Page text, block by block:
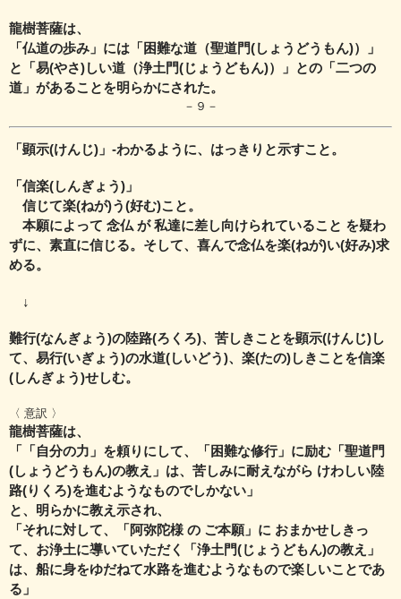
龍樹菩薩は、
「仏道の歩み」には「困難な道（聖道門(しょうどうもん)）」
と「易(やさ)しい道（浄土門(じょうどもん)）」との 「二つの
道」があることを明らかにされた。
－９－
「顕示(けんじ)」‐わかるように、はっきりと示すこと。
「信楽(しんぎょう)」
信じて楽(ねが)う(好む)こと。
本願によって 念仏 が 私達に差し向けられていること を疑わ
ずに、 素直に信じる。そして、喜んで念仏を楽(ねが)い(好み)求
める。
↓
難行(なんぎょう)の陸路(ろくろ)、苦しきことを顕示(けんじ)し
て、易行(いぎょう)の水道(しいどう)、楽(たの)しきことを信楽
(しんぎょう)せしむ。
〈 意訳 〉
龍樹菩薩は、
「「自分の力」を頼りにして、「困難な修行」に励む「聖道門
(しょうどうもん)の教え」は、 苦しみに耐えながら けわしい陸
路(りくろ)を進むようなものでしかない」
と、明らかに教え示され、
「それに対して、「阿弥陀様 の ご本願」に おまかせしきっ
て、 お浄土に導いていただく「浄土門(じょうどもん)の教え」
は、 船に身をゆだねて水路を進むようなもので楽しいことであ
る」